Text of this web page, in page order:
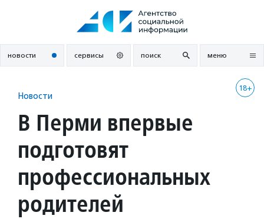
новости сервисы поиск меню
18+
Новости
В Перми впервые
подготовят
профессиональных
родителей